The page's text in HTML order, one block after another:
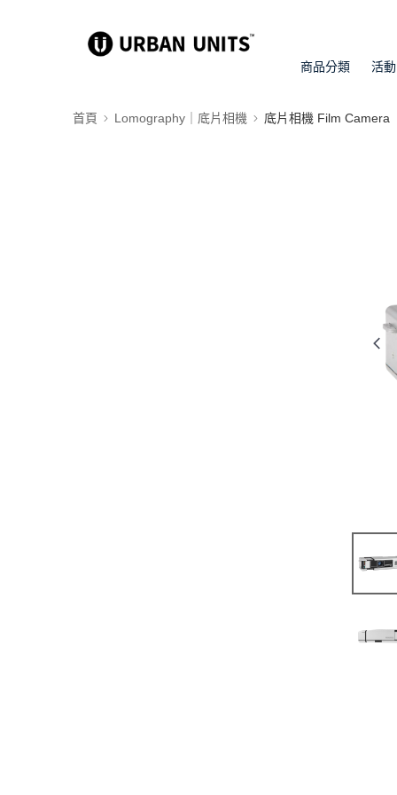
商品分類 活動
首頁 Lomography｜底片相機 底片相機 Film Camera